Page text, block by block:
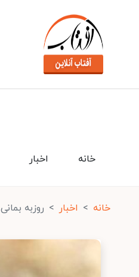
اخبار خانه
خانه اخبار روزبه بمانی